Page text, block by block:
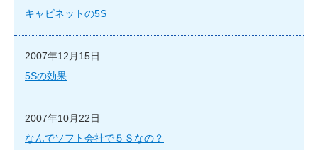
キャビネットの5S
2007年12月15日
5Sの効果
2007年10月22日
なんでソフト会社で５Ｓなの？